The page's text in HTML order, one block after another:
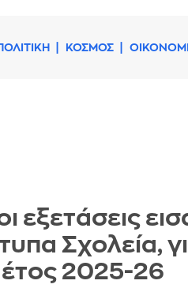
ΚΟΣΜΟΣ
εξετάσεις
Σχολεία,
έτος 2025-26